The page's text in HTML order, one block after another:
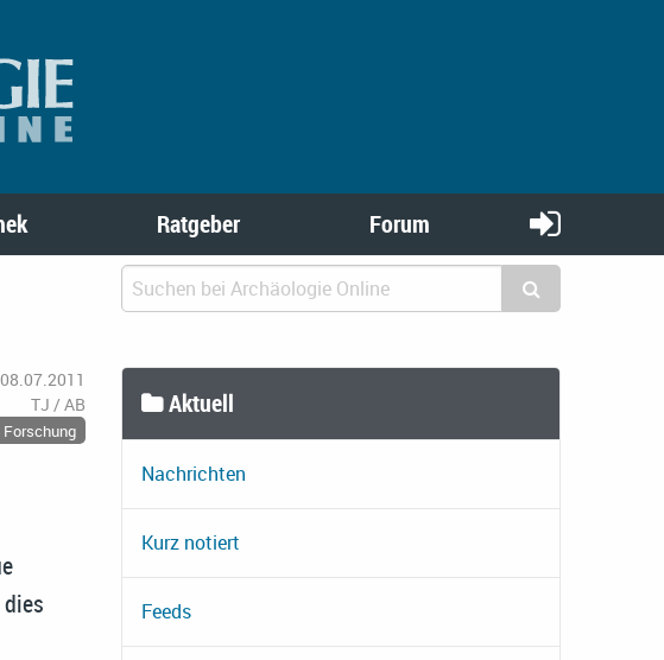
Ratgeber Forum
08.07.2011
TJ / AB
Forschung
Aktuell
Nachrichten
Kurz notiert
Feeds